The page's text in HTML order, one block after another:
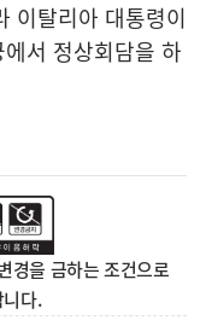
이탈리아 대통령이
서 정상회담을 하
경을 금하는 조건으로
다.